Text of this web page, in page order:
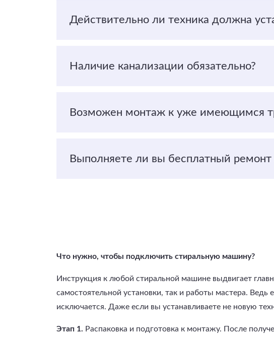
Действительно ли техника должна
Наличие канализации обязательно?
Возможен монтаж к уже имеющимся
Выполняете ли вы бесплатный ремонт
Что нужно, чтобы подключить стиральную машину?
Инструкция к любой стиральной машине выдвигает
самостоятельной установки, так и работы мастера.
исключается. Даже если вы устанавливаете не новую
Этап 1. Распаковка и подготовка к монтажу. После